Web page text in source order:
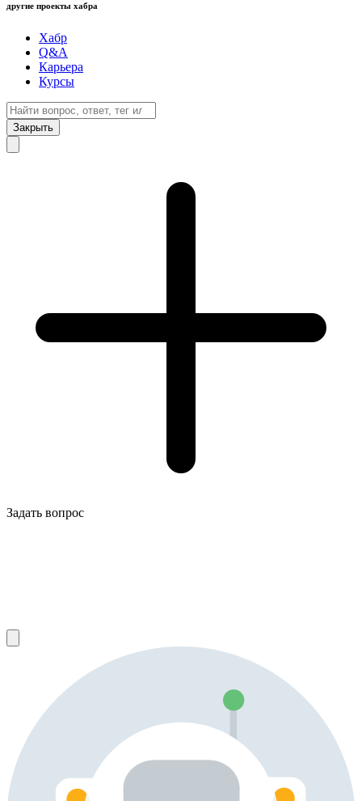
другие проекты хабра
Хабр
Q&A
Карьера
Курсы
Закрыть
Задать вопрос